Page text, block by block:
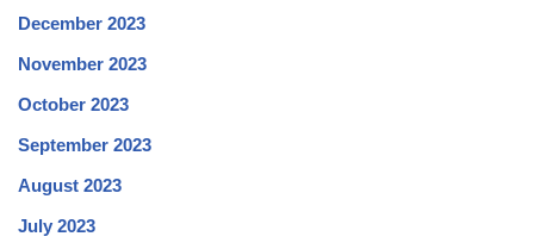
December 2023
November 2023
October 2023
September 2023
August 2023
July 2023